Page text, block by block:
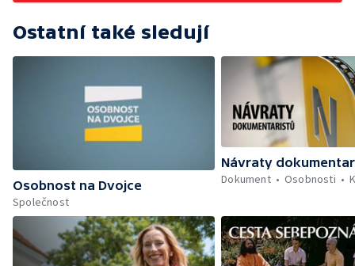
Ostatní také sledují
Osobnost na Dvojce
Společnost
Návraty
Dokument
Osobnosti